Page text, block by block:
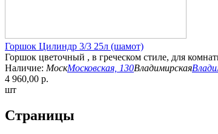
Горшок Цилиндр 3/3 25л (шамот)
Горшок цветочный , в греческом стиле, для
Наличие: МоскМосковская, 130Владимирская
4 960,00 р.
шт
Страницы